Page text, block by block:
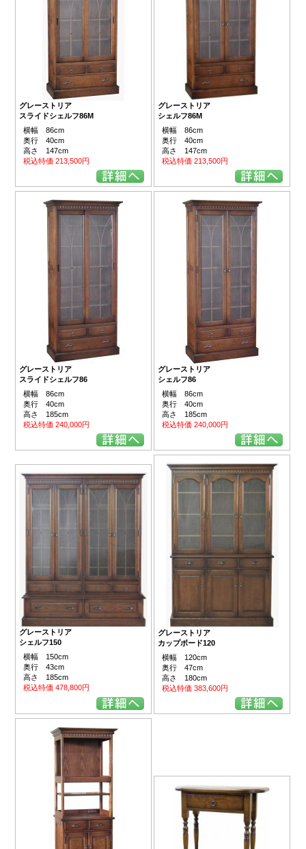
グレーストリア
スライドシェルフ86M
横幅 86cm
奥行 40cm
高さ 147cm
税込特価 213,500円
グレーストリア
シェルフ86M
横幅 86cm
奥行 40cm
高さ 147cm
税込特価 213,500円
グレーストリア
スライドシェルフ86
横幅 86cm
奥行 40cm
高さ 185cm
税込特価 240,000円
グレーストリア
シェルフ86
横幅 86cm
奥行 40cm
高さ 185cm
税込特価 240,000円
グレーストリア
シェルフ150
横幅 150cm
奥行 43cm
高さ 185cm
税込特価 478,800円
グレーストリア
カップボード120
横幅 120cm
奥行 47cm
高さ 180cm
税込特価 383,600円